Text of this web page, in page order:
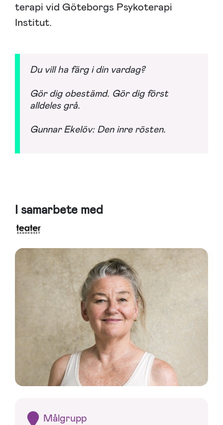
terapi vid Göteborgs Psykoterapi
Institut.
Du vill ha färg i din vardag?
Gör dig obestämd. Gör dig först
alldeles grå.
Gunnar Ekelöv: Den inre rösten.
I samarbete med
Målgrupp